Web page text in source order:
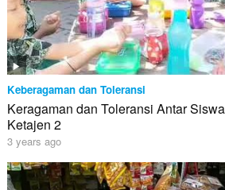
Keberagaman dan Toleransi
Keragaman dan Toleransi Antar
Ketajen 2
3 years ago